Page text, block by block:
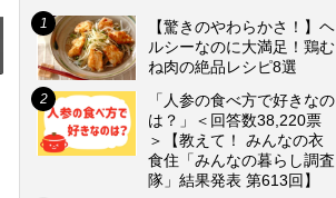
【驚きのやわらかさ！】ヘ
ルシーなのに大満足！鶏む
ね肉の絶品レシピ8選
「人参の食べ方で好きなの
は？」＜回答数38,220票
＞【教えて！ みんなの衣
食住「みんなの暮らし調査
隊」結果発表 第613回】